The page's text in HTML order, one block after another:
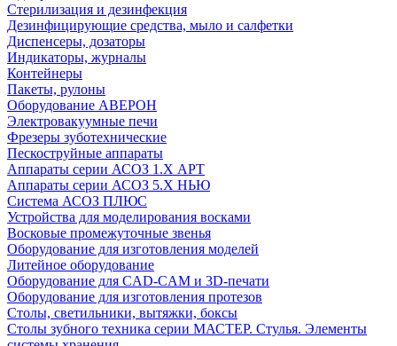
Стерилизация и дезинфекция
Дезинфицирующие средства, мыло и салфетки
Диспенсеры, дозаторы
Индикаторы, журналы
Контейнеры
Пакеты, рулоны
Оборудование АВЕРОН
Электровакуумные печи
Фрезеры зуботехнические
Пескоструйные аппараты
Аппараты серии АСОЗ 1.Х АРТ
Аппараты серии АСОЗ 5.Х НЬЮ
Система АСОЗ ПЛЮС
Устройства для моделирования восками
Восковые промежуточные звенья
Оборудование для изготовления моделей
Литейное оборудование
Оборудование для CAD-CAM и 3D-печати
Оборудование для изготовления протезов
Cтолы, светильники, вытяжки, боксы
Столы зубного техника серии МАСТЕР. Стулья. Элементы